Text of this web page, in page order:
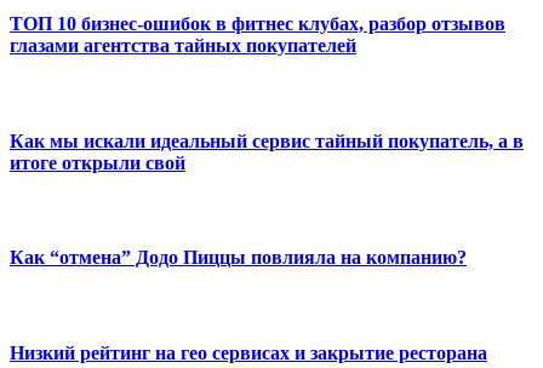
ТОП 10 бизнес-ошибок в фитнес клубах, разбор отзывов
глазами агентства тайных покупателей
Как мы искали идеальный сервис тайный покупатель, а в
итоге открыли свой
Как “отмена” Додо Пиццы повлияла на компанию?
Низкий рейтинг на гео сервисах и закрытие ресторана